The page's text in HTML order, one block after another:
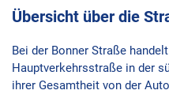
Übersicht über die
Bei der Bonner Straße
Hauptverkehrsstraße in der
ihrer Gesamtheit von der